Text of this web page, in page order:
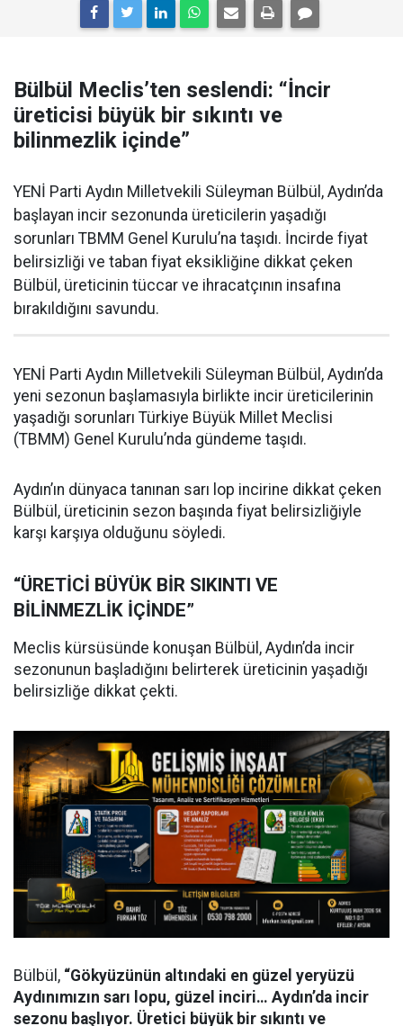
Bülbül Meclis’ten seslendi: “İncir
üreticisi büyük bir sıkıntı ve
bilinmezlik içinde”
YENİ Parti Aydın Milletvekili Süleyman Bülbül, Aydın’da
başlayan incir sezonunda üreticilerin yaşadığı
sorunları TBMM Genel Kurulu’na taşıdı. İncirde fiyat
belirsizliği ve taban fiyat eksikliğine dikkat çeken
Bülbül, üreticinin tüccar ve ihracatçının insafına
bırakıldığını savundu.
YENİ Parti Aydın Milletvekili Süleyman Bülbül, Aydın’da
yeni sezonun başlamasıyla birlikte incir üreticilerinin
yaşadığı sorunları Türkiye Büyük Millet Meclisi
(TBMM) Genel Kurulu’nda gündeme taşıdı.
Aydın’ın dünyaca tanınan sarı lop incirine dikkat çeken
Bülbül, üreticinin sezon başında fiyat belirsizliğiyle
karşı karşıya olduğunu söyledi.
“ÜRETİCİ BÜYÜK BİR SIKINTI VE
BİLİNMEZLİK İÇİNDE”
Meclis kürsüsünde konuşan Bülbül, Aydın’da incir
sezonunun başladığını belirterek üreticinin yaşadığı
belirsizliğe dikkat çekti.
Bülbül, “Gökyüzünün altındaki en güzel yeryüzü
Aydınımızın sarı lopu, güzel inciri… Aydın’da incir
sezonu başlıyor. Üretici büyük bir sıkıntı ve